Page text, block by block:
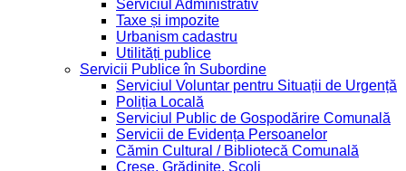
Serviciul Administrativ
Taxe și impozite
Urbanism cadastru
Utilități publice
Servicii Publice în Subordine
Serviciul Voluntar pentru Situații de Urgență
Poliția Locală
Serviciul Public de Gospodărire Comunală
Servicii de Evidența Persoanelor
Cămin Cultural / Bibliotecă Comunală
Creșe, Grădinițe, Școli